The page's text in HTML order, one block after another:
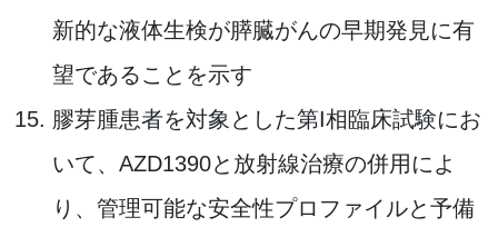
新的な液体生検が膵臓がんの早期発見に有
望であることを示す
膠芽腫患者を対象とした第I相臨床試験にお
いて、AZD1390と放射線治療の併用によ
り、管理可能な安全性プロファイルと予備